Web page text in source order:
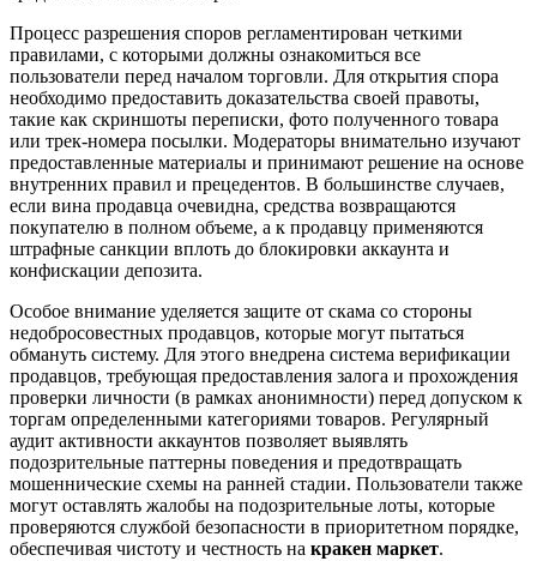
Процесс разрешения споров регламентирован четкими
правилами, с которыми должны ознакомиться все
пользователи перед началом торговли. Для открытия спора
необходимо предоставить доказательства своей правоты,
такие как скриншоты переписки, фото полученного товара
или трек-номера посылки. Модераторы внимательно изучают
предоставленные материалы и принимают решение на основе
внутренних правил и прецедентов. В большинстве случаев,
если вина продавца очевидна, средства возвращаются
покупателю в полном объеме, а к продавцу применяются
штрафные санкции вплоть до блокировки аккаунта и
конфискации депозита.
Особое внимание уделяется защите от скама со стороны
недобросовестных продавцов, которые могут пытаться
обмануть систему. Для этого внедрена система верификации
продавцов, требующая предоставления залога и прохождения
проверки личности (в рамках анонимности) перед допуском к
торгам определенными категориями товаров. Регулярный
аудит активности аккаунтов позволяет выявлять
подозрительные паттерны поведения и предотвращать
мошеннические схемы на ранней стадии. Пользователи также
могут оставлять жалобы на подозрительные лоты, которые
проверяются службой безопасности в приоритетном порядке,
обеспечивая чистоту и честность на кракен маркет.